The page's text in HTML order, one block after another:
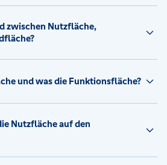
zwischen Nutzfläche,
und was die Funktionsfläche?
Nutzfläche auf den